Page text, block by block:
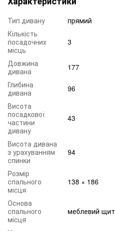
Тип дивану
прямий
Кількість
посадочних
місць
3
Довжина
дивана
177
Глибина
дивана
96
Висота
посадкової
частини
дивану
43
Висота дивана
з урахуванням
спинки
94
Розмір
спального
місця
138 × 186
Основа
спального
місця
меблевий щит